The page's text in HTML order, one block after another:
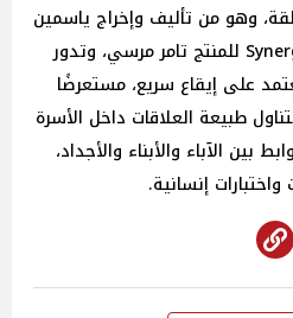
المسلسل من 15 حلقة، وهو من تأليف وإخراج ياسمين
أحمد كامل، وإنتاج شركة Synergy للمنتج تامر مرسي، وتدور
على إيقاع سريع، مستعرضًا
طبيعة العلاقات داخل الأسرة
بين الآباء والأبناء والأجداد،
إنسانية.